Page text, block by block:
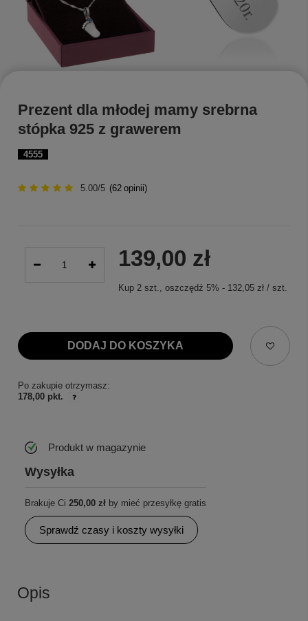
4555
Prezent dla młodej mamy srebrna
stópka 925 z grawerem
5.00/5 (62 opinii)
139,00 zł
Kup 2 szt., oszczędź 5% - 132,05 zł/ szt.
DODAJ DO KOSZYKA
Po zakupie otrzymasz:
178,00 pkt.
Produkt w magazynie
Wysyłka
Brakuje Ci 250,00 zł by mieć przesyłkę gratis
Sprawdź czasy i koszty wysyłki
Opis